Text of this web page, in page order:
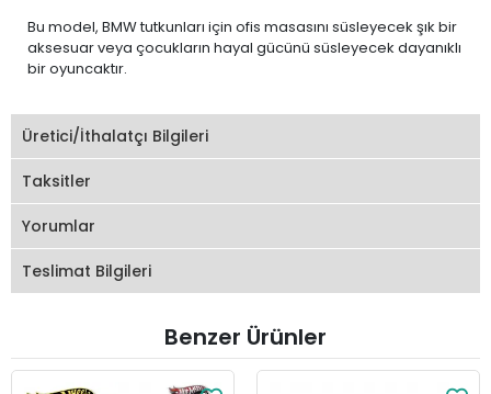
Bu model, BMW tutkunları için ofis masasını süsleyecek şık bir
aksesuar veya çocukların hayal gücünü süsleyecek dayanıklı
bir oyuncaktır.
Üretici/İthalatçı Bilgileri
Taksitler
Yorumlar
Teslimat Bilgileri
Benzer Ürünler